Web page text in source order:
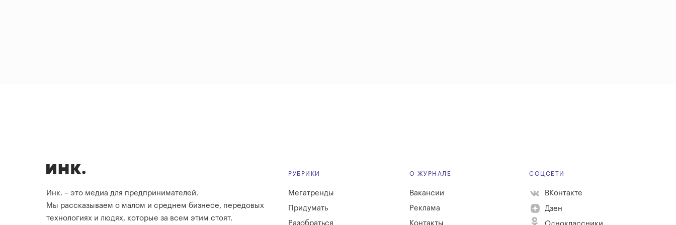
Инк. – это медиа для предпринимателей.
Мы рассказываем о малом и среднем бизнесе, передовых
технологиях и людях, которые за всем этим стоят.
РУБРИКИ
Мегатренды
Придумать
Разобраться
О ЖУРНАЛЕ
Вакансии
Реклама
Контакты
СОЦСЕТИ
ВКонтакте
Дзен